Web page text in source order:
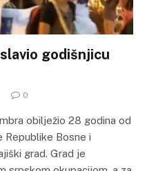
godišnjicu
0
obilježio 28 godina od
Republike Bosne i
grad. Grad je